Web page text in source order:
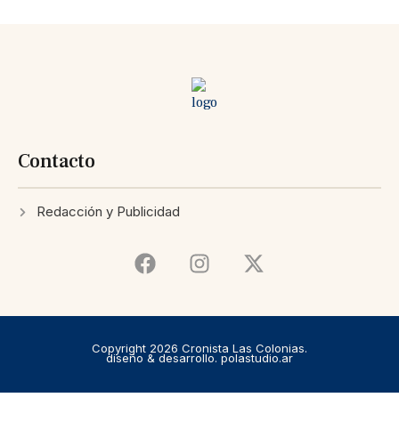
Contacto
Redacción y Publicidad
Copyright 2026 Cronista Las Colonias.
diseño & desarrollo. polastudio.ar